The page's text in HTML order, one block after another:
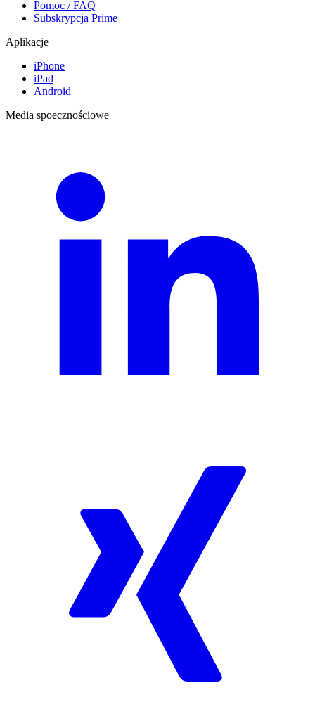
Pomoc / FAQ
Subskrypcja Prime
Aplikacje
iPhone
iPad
Android
Media spoecznościowe